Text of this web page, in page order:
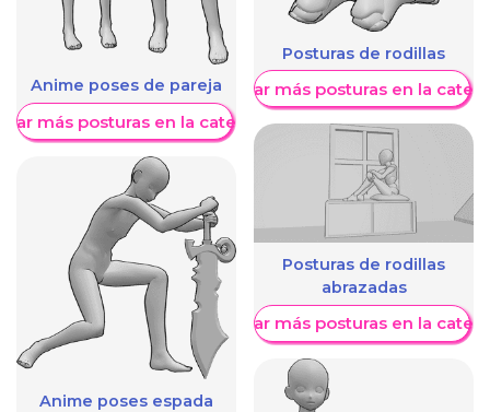
Anime poses de pareja
más posturas en la categoría
Anime poses espada
Posturas de rodillas
Mostrar más posturas en la
Posturas de rodillas
abrazadas
Mostrar más posturas en la